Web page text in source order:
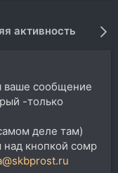
активность
ваше сообщение
-только
деле там)
над кнопкой сомр